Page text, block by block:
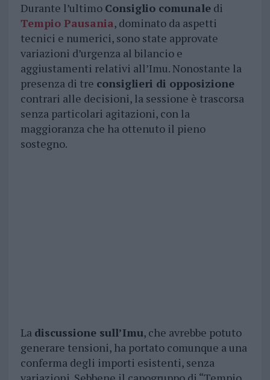
Durante l’ultimo Consiglio comunaledi
Tempio Pausania, dominato da aspetti
tecnici e numerici, sono state approvate
variazioni d’urgenza al bilancio e
aggiustamenti relativi all’Imu. Nonostante la
presenza di tre consiglieri di opposizione
contrari alle decisioni, la sessione è trascorsa
senza particolari agitazioni, con la
maggioranza che ha ottenuto il pieno
sostegno.
La discussione sull’Imu, che avrebbe potuto
generare tensioni, ha portato comunque a una
conferma degli importi esistenti, senza